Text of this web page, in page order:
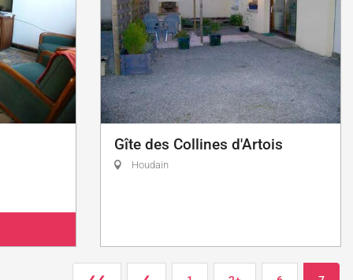
Gîte des Collines d'Artois
Houdain